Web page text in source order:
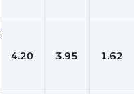
4.20 3.95 1.62